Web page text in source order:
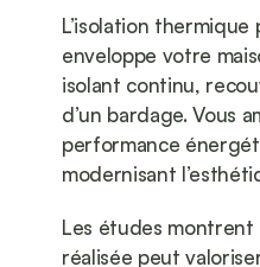
L’isolation thermique
enveloppe votre
isolant continu,
d’un bardage. Vous
performance
modernisant
Les études montrent
réalisée peut